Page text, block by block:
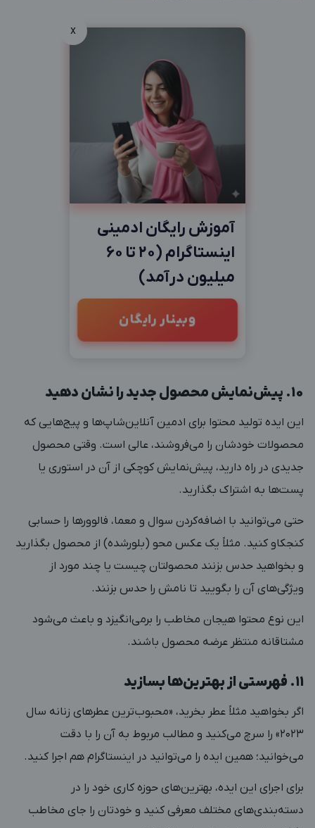
x
آموزش رایگان ادمینی
اینستاگرام (20 تا 60
میلیون درآمد)
وبینار رایگان
۱۰. پیش‌نمایش محصول جدید را نشان دهید
این ایده تولید محتوا برای ادمین‌ آنلاین‌شاپ‌ها و پیج‌هایی که
محصولات خودشان را می‌فروشند، عالی است. وقتی محصول
جدیدی در راه دارید، پیش‌نمایش کوچکی از آن در استوری یا
پست‌ها به اشتراک بگذارید.
حتی می‌توانید با اضافه‌کردن سوال و معما، فالوورها را حسابی
کنجکاو کنید. مثلاً یک عکس محو (بلورشده) از محصول بگذارید
و بخواهید حدس بزنند محصولتان چیست یا چند مورد از
ویژگی‌های آن را بگویید تا نامش را حدس بزنند.
این نوع محتوا هیجان مخاطب را برمی‌انگیزد و باعث می‌شود
مشتاقانه منتظر عرضه محصول باشند.
۱۱. فهرستی از بهترین‌ها بسازید
اگر بخواهید مثلاً عطر بخرید، «محبوب‌ترین عطرهای زنانه سال
۲۰۲۳» را سرچ می‌کنید و مطالب مربوط به آن را با دقت
می‌خوانید؛ همین ایده را می‌توانید در اینستاگرام هم اجرا کنید.
برای اجرای این ایده، بهترین‌های حوزه کاری خود را در
دسته‌بندی‌های مختلف معرفی کنید و خودتان را جای مخاطب